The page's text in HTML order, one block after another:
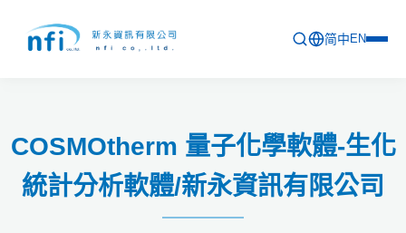
COSMOtherm 量子化學軟體-生化
統計分析軟體/新永資訊有限公司
最新活動
產品列表
軟體更新資訊
简中EN